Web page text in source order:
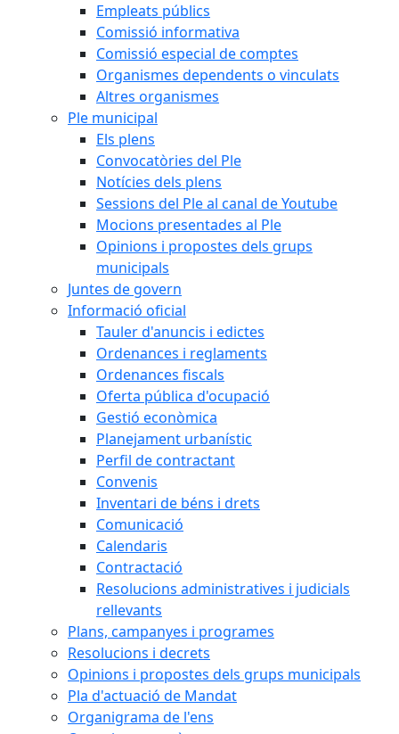
Empleats públics
Comissió informativa
Comissió especial de comptes
Organismes dependents o vinculats
Altres organismes
Ple municipal
Els plens
Convocatòries del Ple
Notícies dels plens
Sessions del Ple al canal de Youtube
Mocions presentades al Ple
Opinions i propostes dels grups
municipals
Juntes de govern
Informació oficial
Tauler d'anuncis i edictes
Ordenances i reglaments
Ordenances fiscals
Oferta pública d'ocupació
Gestió econòmica
Planejament urbanístic
Perfil de contractant
Convenis
Inventari de béns i drets
Comunicació
Calendaris
Contractació
Resolucions administratives i judicials
rellevants
Plans, campanyes i programes
Resolucions i decrets
Opinions i propostes dels grups municipals
Pla d'actuació de Mandat
Organigrama de l'ens